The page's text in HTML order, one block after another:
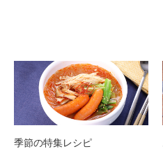
季節の特集レシピ